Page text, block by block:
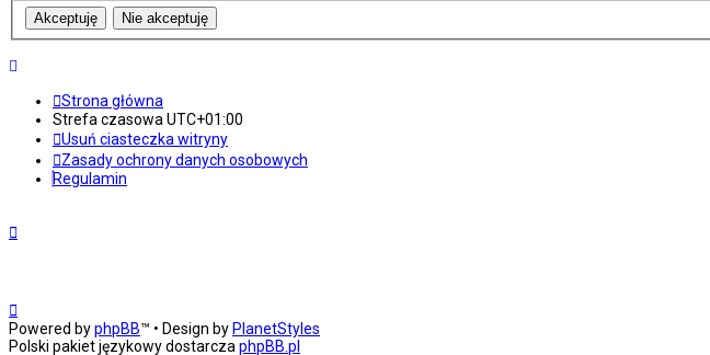
Strona główna
Strefa czasowaUTC+01:00
Usuń ciasteczka witryny
Zasady ochrony danych osobowych
Regulamin
Powered byphpBB™ • Design by PlanetStyles
Polski pakiet językowy dostarczaphpBB.pl